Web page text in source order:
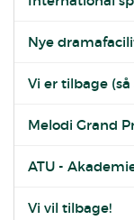
Nye
Vi er tilbage (så
Melodi Grand
ATU -
Vi vil tilbage!